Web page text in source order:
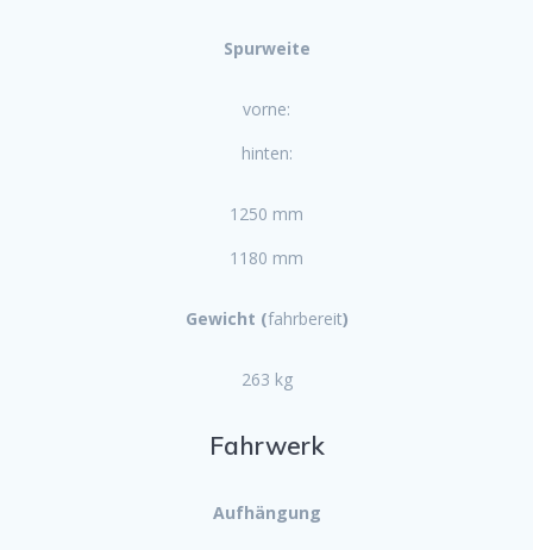
Spurweite
vorne:
hinten:
1250 mm
1180 mm
Gewicht (fahrbereit)
263 kg
Fahrwerk
Aufhängung